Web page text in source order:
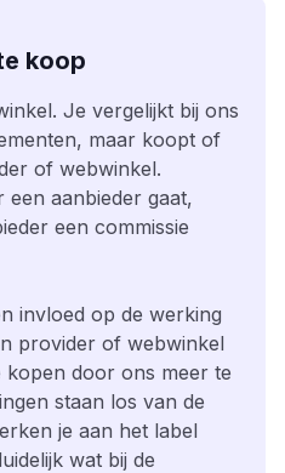
koop
Je vergelijkt bij ons
maar koopt of
of webwinkel.
een aanbieder gaat,
een commissie
invloed op de werking
provider of webwinkel
kopen door ons meer te
staan los van de
je aan het label
wat bij de